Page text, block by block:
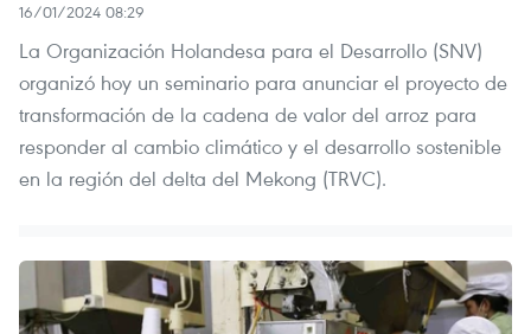
16/01/2024 08:29
La Organización Holandesa para el Desarrollo (SNV)
organizó hoy un seminario para anunciar el proyecto de
transformación de la cadena de valor del arroz para
responder al cambio climático y el desarrollo sostenible
en la región del delta del Mekong (TRVC).